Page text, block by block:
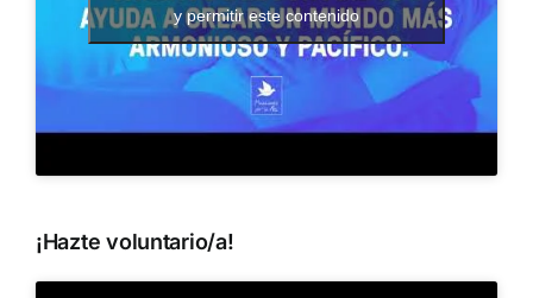
y permitir este contenido
¡Hazte voluntario/a!